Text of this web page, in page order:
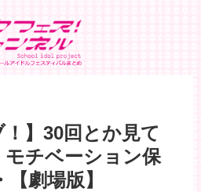
！】30回とか見て
チベーション保
劇場版】